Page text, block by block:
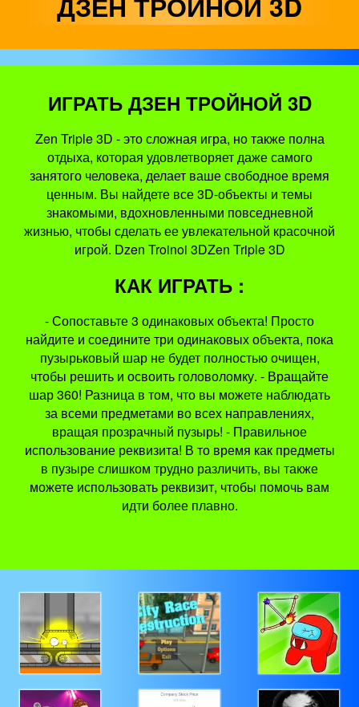
ИГРАТЬ ДЗЕН ТРОЙНОЙ 3D
Zen Triple 3D - это сложная игра, но также полна
отдыха, которая удовлетворяет даже самого
занятого человека, делает ваше свободное время
ценным. Вы найдете все 3D-объекты и темы
знакомыми, вдохновленными повседневной
жизнью, чтобы сделать ее увлекательной красочной
игрой. Dzen Troinoi 3DZen Triple 3D
КАК ИГРАТЬ :
- Сопоставьте 3 одинаковых объекта! Просто
найдите и соедините три одинаковых объекта, пока
пузырьковый шар не будет полностью очищен,
чтобы решить и освоить головоломку. - Вращайте
шар 360! Разница в том, что вы можете наблюдать
за всеми предметами во всех направлениях,
вращая прозрачный пузырь! - Правильное
использование реквизита! В то время как предметы
в пузыре слишком трудно различить, вы также
можете использовать реквизит, чтобы помочь вам
идти более плавно.